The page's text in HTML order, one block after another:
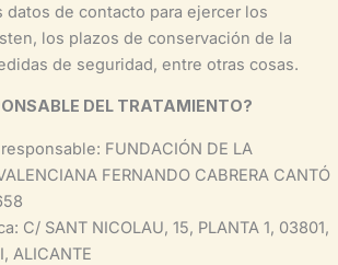
datos de contacto para ejercer los
los plazos de conservación de la
de seguridad, entre otras cosas.
DEL TRATAMIENTO?
FUNDACIÓN DE LA
FERNANDO CABRERA CANTÓ
C/ SANT NICOLAU, 15, PLANTA 1, 03801,
ALICANTE